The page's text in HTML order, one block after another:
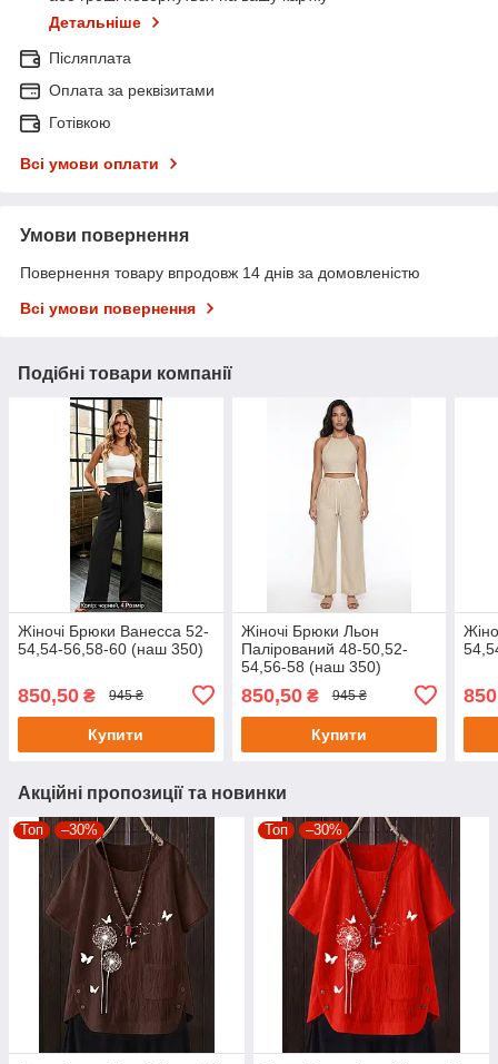
Детальніше
Післяплата
Оплата за реквізитами
Готівкою
Всі умови оплати
Умови повернення
Повернення товару впродовж 14 днів за домовленістю
Всі умови повернення
Подібні товари компанії
Жіночі Брюки Ванесса 52-
54,54-56,58-60 (наш 350)
850,50 ₴ 945 ₴
Купити
Жіночі Брюки Льон
Палірований 48-50,52-
54,56-58 (наш 350)
850,50₴ 945 ₴
Купити
Акційні пропозиції та новинки
Топ –30% Топ –30%